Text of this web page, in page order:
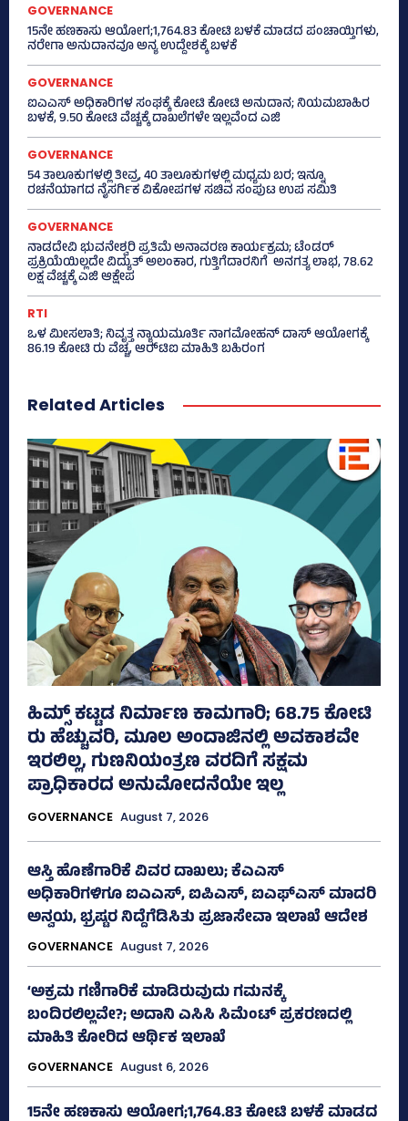
GOVERNANCE
15ನೇ ಹಣಕಾಸು ಆಯೋಗ;1,764.83 ಕೋಟಿ ಬಳಕೆ ಮಾಡದ ಪಂಚಾಯ್ತಿಗಳು,
ನರೇಗಾ ಅನುದಾನವೂ ಅನ್ಯ ಉದ್ದೇಶಕ್ಕೆ ಬಳಕೆ
GOVERNANCE
ಐಎಎಸ್‌ ಅಧಿಕಾರಿಗಳ ಸಂಘಕ್ಕೆ ಕೋಟಿ ಕೋಟಿ ಅನುದಾನ; ನಿಯಮಬಾಹಿರ
ಬಳಕೆ, 9.50 ಕೋಟಿ ವೆಚ್ಚಕ್ಕೆ ದಾಖಲೆಗಳೇ ಇಲ್ಲವೆಂದ ಎಜಿ
GOVERNANCE
54 ತಾಲೂಕುಗಳಲ್ಲಿ ತೀವ್ರ, 40 ತಾಲೂಕುಗಳಲ್ಲಿ ಮಧ್ಯಮ ಬರ; ಇನ್ನೂ
ರಚನೆಯಾಗದ ನೈಸರ್ಗಿಕ ವಿಕೋಪಗಳ ಸಚಿವ ಸಂಪುಟ ಉಪ ಸಮಿತಿ
GOVERNANCE
ನಾಡದೇವಿ ಭುವನೇಶ್ವರಿ ಪ್ರತಿಮೆ ಅನಾವರಣ ಕಾರ್ಯಕ್ರಮ; ಟೆಂಡರ್
ಪ್ರಕ್ರಿಯೆಯಿಲ್ಲದೇ ವಿದ್ಯುತ್‌ ಅಲಂಕಾರ, ಗುತ್ತಿಗೆದಾರನಿಗೆ ಅನಗತ್ಯ ಲಾಭ, 78.62
ಲಕ್ಷ ವೆಚ್ಚಕ್ಕೆ ಎಜಿ ಆಕ್ಷೇಪ
RTI
ಒಳ ಮೀಸಲಾತಿ; ನಿವೃತ್ತ ನ್ಯಾಯಮೂರ್ತಿ ನಾಗಮೋಹನ್ ದಾಸ್ ಆಯೋಗಕ್ಕೆ
86.19 ಕೋಟಿ ರು ವೆಚ್ಚ, ಆರ್‍‌ಟಿಐ ಮಾಹಿತಿ ಬಹಿರಂಗ
Related Articles
ಹಿಮ್ಸ್‌ ಕಟ್ಟಡ ನಿರ್ಮಾಣ ಕಾಮಗಾರಿ; 68.75 ಕೋಟಿ
ರು ಹೆಚ್ಚುವರಿ, ಮೂಲ ಅಂದಾಜಿನಲ್ಲಿ ಅವಕಾಶವೇ
ಇರಲಿಲ್ಲ, ಗುಣನಿಯಂತ್ರಣ ವರದಿಗೆ ಸಕ್ಷಮ
ಪ್ರಾಧಿಕಾರದ ಅನುಮೋದನೆಯೇ ಇಲ್ಲ
GOVERNANCE August 7, 2026
ಆಸ್ತಿ ಹೊಣೆಗಾರಿಕೆ ವಿವರ ದಾಖಲು; ಕೆಎಎಸ್
ಅಧಿಕಾರಿಗಳಿಗೂ ಐಎಎಸ್‌, ಐಪಿಎಸ್‌, ಐಎಫ್‌ಎಸ್‌ ಮಾದರಿ
ಅನ್ವಯ, ಭ್ರಷ್ಟರ ನಿದ್ದೆಗೆಡಿಸಿತು ಪ್ರಜಾಸೇವಾ ಇಲಾಖೆ ಆದೇಶ
GOVERNANCE August 7, 2026
‘ಅಕ್ರಮ ಗಣಿಗಾರಿಕೆ ಮಾಡಿರುವುದು ಗಮನಕ್ಕೆ
ಬಂದಿರಲಿಲ್ಲವೇ?; ಅದಾನಿ ಎಸಿಸಿ ಸಿಮೆಂಟ್ ಪ್ರಕರಣದಲ್ಲಿ
ಮಾಹಿತಿ ಕೋರಿದ ಆರ್ಥಿಕ ಇಲಾಖೆ
GOVERNANCE August 6, 2026
15ನೇ ಹಣಕಾಸು ಆಯೋಗ;1,764.83 ಕೋಟಿ ಬಳಕೆ ಮಾಡದ